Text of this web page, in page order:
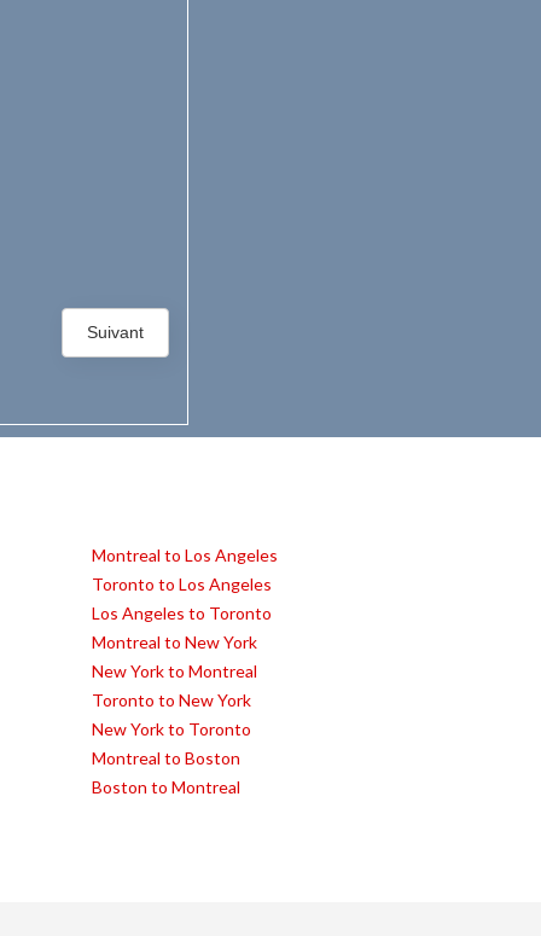
Suivant
Montreal to Los Angeles
Toronto to Los Angeles
Los Angeles to Toronto
Montreal to New York
New York to Montreal
Toronto to New York
New York to Toronto
Montreal to Boston
Boston to Montreal